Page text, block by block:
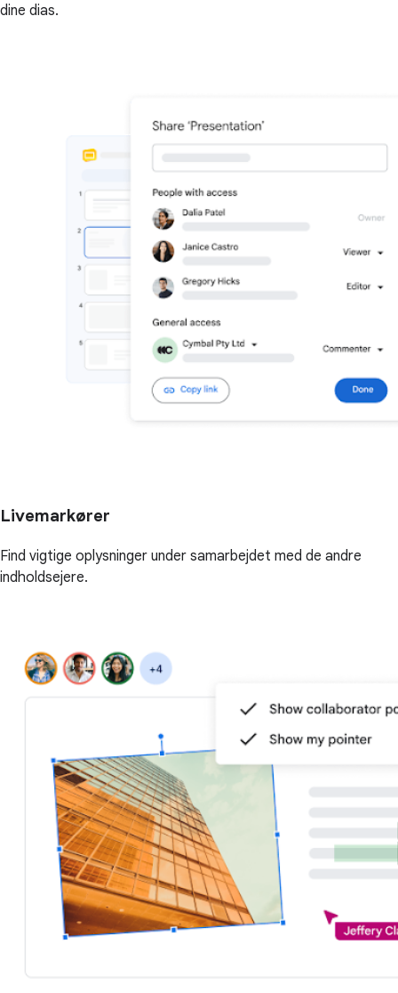
dine dias.
Livemarkører
Find vigtige oplysninger under samarbejdet med de andre
indholdsejere.